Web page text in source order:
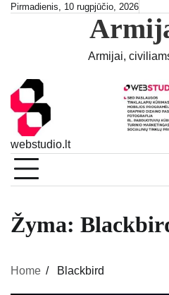
SkipPirmadienis, 10 rugpjūčio, 2026
Armijai,
webstudio.lt
Žyma:
Home Blackbird